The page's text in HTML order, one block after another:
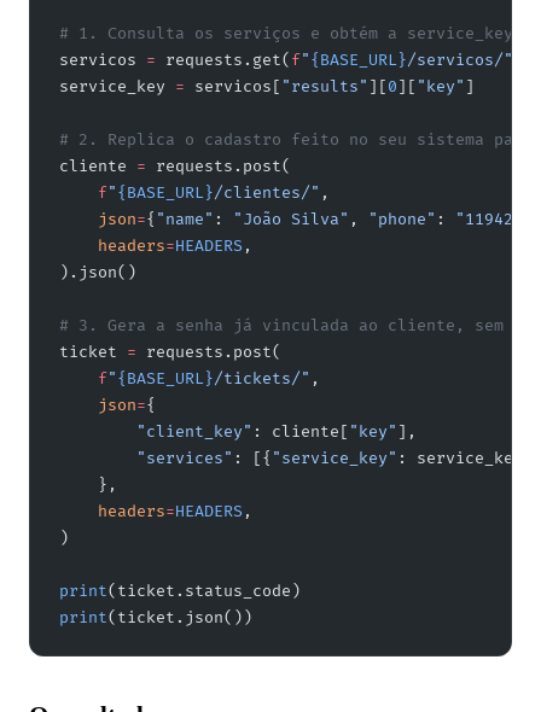
# 1. Consulta os serviços e obtém a service_key
servicos = requests.get( f"{BASE_URL}/servicos/"
service_key = servicos[ "results" ][0][ "key" ]
# 2. Replica o cadastro feito no seu sistema para
cliente = requests.post(
    f
"{BASE_URL}/clientes/" ,
    json
={ "name" : "João Silva" , "phone" :
    headers
=HEADERS,
).json()
# 3. Gera a senha já vinculada ao cliente, sem
ticket = requests.post(
    f
"{BASE_URL}/tickets/" ,
    json
={
        "client_key"
: cliente[ "key" ],
        "services"
: [{ "service_key" :
    },
    headers
=HEADERS,
)
print(ticket.status_code)
print(ticket.json())